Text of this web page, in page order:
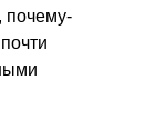
почему-